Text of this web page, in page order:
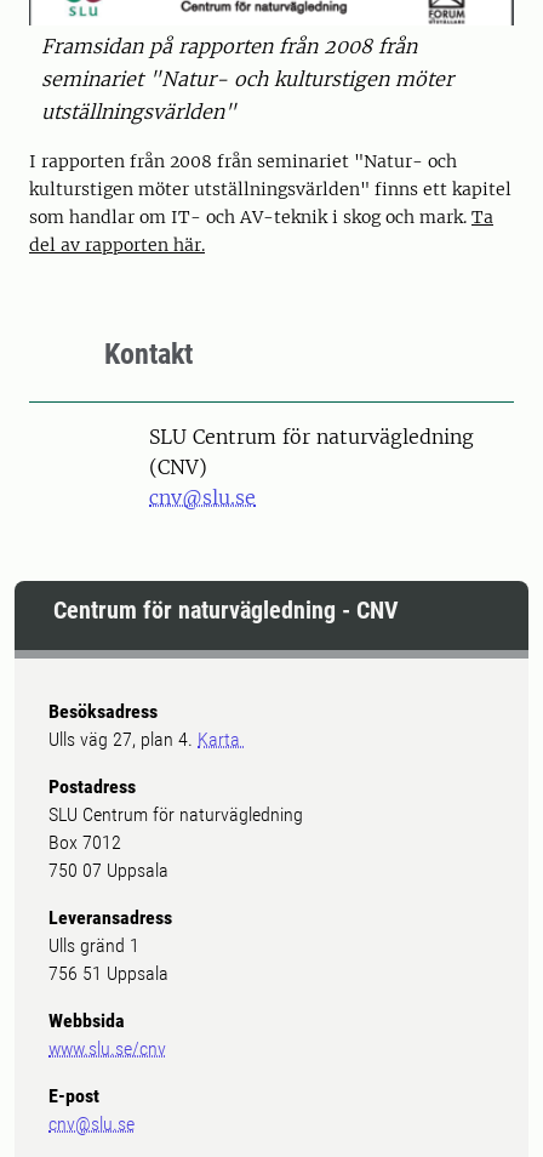
Framsidan på rapporten från 2008 från
seminariet "Natur- och kulturstigen möter
utställningsvärlden"
I rapporten från 2008 från seminariet "Natur- och
kulturstigen möter utställningsvärlden" finns ett kapitel
som handlar om IT- och AV-teknik i skog och mark. Ta
del av rapporten här.
Kontakt
SLU Centrum för naturvägledning
(CNV)
cnv@slu.se
Centrum för naturvägledning - CNV
Besöksadress
Ulls väg 27, plan 4. Karta
Postadress
SLU Centrum för naturvägledning
Box 7012
750 07 Uppsala
Leveransadress
Ulls gränd 1
756 51 Uppsala
Webbsida
www.slu.se/cnv
E-post
cnv@slu.se